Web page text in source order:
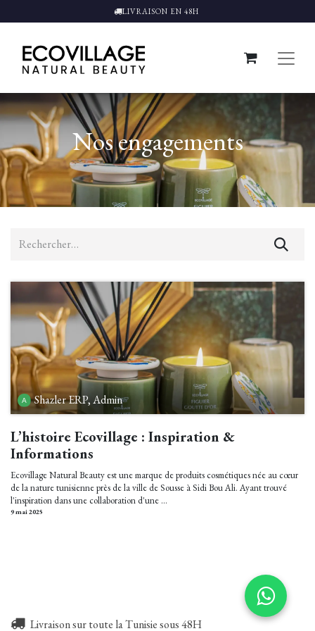
LIVRAISON EN 48H
Nos engagements
Shazler ERP, Admin
L’histoire Ecovillage : Inspiration &
Informations
Ecovillage Natural Beauty est une marque de produits cosmétiques née au cœur
de la nature tunisienne près de la ville de Sousse à Sidi Bou Ali. Ayant trouvé
l'inspiration dans une collaboration d'une ...
9 mai 2025
Livraison sur toute la Tunisie sous 48H